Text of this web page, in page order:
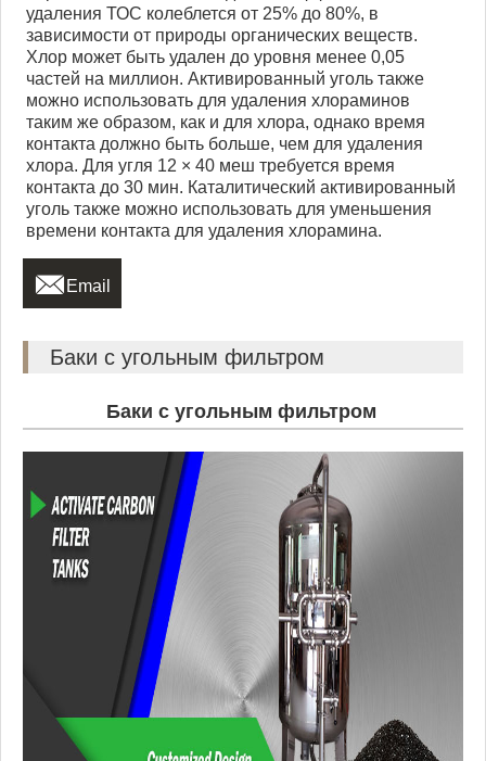
удаления ТОС колеблется от 25% до 80%, в
зависимости от природы органических веществ.
Хлор может быть удален до уровня менее 0,05
частей на миллион. Активированный уголь также
можно использовать для удаления хлораминов
таким же образом, как и для хлора, однако время
контакта должно быть больше, чем для удаления
хлора. Для угля 12 × 40 меш требуется время
контакта до 30 мин. Каталитический активированный
уголь также можно использовать для уменьшения
времени контакта для удаления хлорамина.
 Email
Баки с угольным фильтром
Баки с угольным фильтром